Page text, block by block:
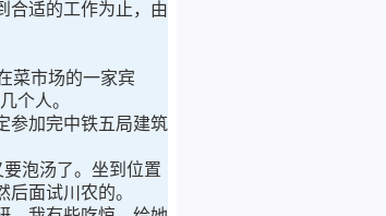
合适的工作为止，由
菜市场的一家宾
个人。
加完中铁五局建筑
泡汤了。坐到位置
面试川农的。